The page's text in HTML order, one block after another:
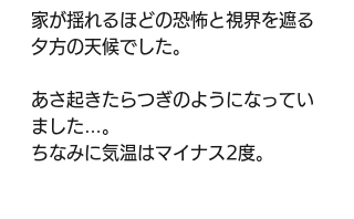
家が揺れるほどの恐怖と視界を遮る
夕方の天候でした。
あさ起きたらつぎのようになってい
ました…。
ちなみに気温はマイナス2度。